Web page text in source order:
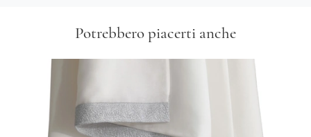
Potrebbero piacerti anche